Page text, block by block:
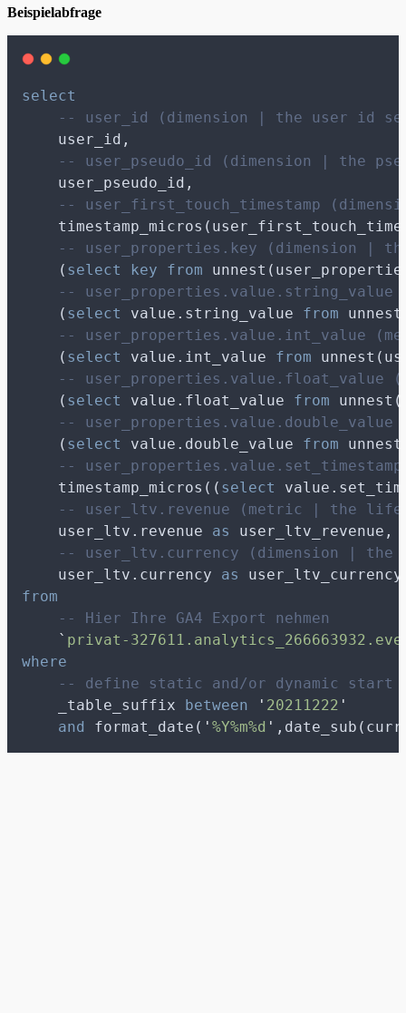
Beispielabfrage
select
-- user_id (dimension | the user id
    user_id,
-- user_pseudo_id (dimension | the
    user_pseudo_id,
-- user_first_touch_timestamp
-- user_properties.key (dimension |
    (
select key from
--
    (
select value.string_value from
-- user_properties.value.int_value
    (
select value.int_value from
-- user_properties.value.float_value
    (
select value.float_value from
--
    (
select value.double_value from
--
    timestamp_micros((
select
-- user_ltv.revenue (metric | the
    user_ltv.revenue
as
user_ltv_revenue,
-- user_ltv.currency (dimension |
    user_ltv.currency
as
user_ltv_currency
from
-- Hier Ihre GA4 Export nehmen
` privat-
where
-- define static and/or dynamic start
    _table_suffix
between ' 20211222 '
and
format_date( ' %Y%m%d '